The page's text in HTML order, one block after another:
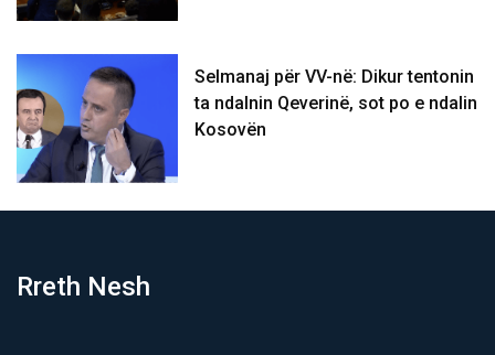
Selmanaj për VV-në: Dikur tentonin
ta ndalnin Qeverinë, sot po e ndalin
Kosovën
Rreth Nesh